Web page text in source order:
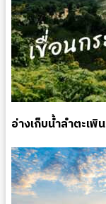
อ่างเก็บน้ำลําตะเพิน